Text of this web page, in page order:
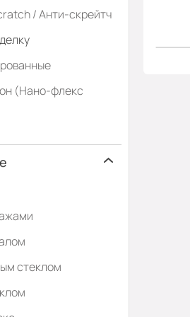
/ Анти-скрейтч
(Нано-флекс
стеклом